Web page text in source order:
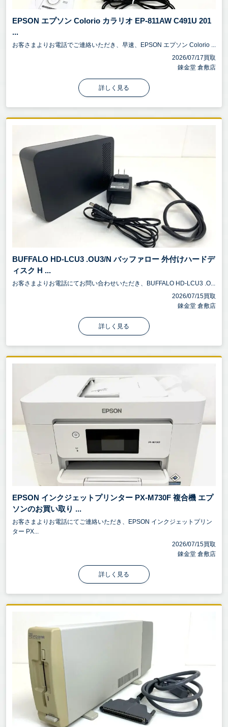
EPSON エプソン Colorio カラリオ EP-811AW C491U 201
...
お客さまよりお電話でご連絡いただき、早速、EPSON エプソン Colorio ...
2026/07/17買取
錬金堂 倉敷店
詳しく見る
BUFFALO HD-LCU3 .OU3/N バッファロー 外付けハードデ
ィスク H ...
お客さまよりお電話にてお問い合わせいただき、BUFFALO HD-LCU3 .O...
2026/07/15買取
錬金堂 倉敷店
詳しく見る
EPSON インクジェットプリンター PX-M730F 複合機 エプ
ソンのお買い取り ...
お客さまよりお電話にてご連絡いただき、EPSON インクジェットプリン
ター PX...
2026/07/15買取
錬金堂 倉敷店
詳しく見る